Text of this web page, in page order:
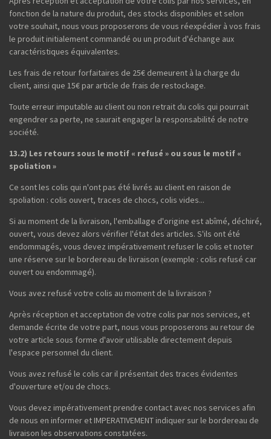
fonction de la nature du produit, des stocks disponibles et selon
votre souhait, nous vous proposerons de vous réexpédier à vos frais
le produit initialement commandé ou un produit d'échange aux
caractéristiques équivalentes.
Les frais de retour forfaitaires de 25€ demeurent à la charge du
client, ainsi que 15€ par article de frais de restockage.
Toute erreur imputable au client ou non retrait du colis qui pourrait
engendrer sa perte, ne saurait engager la responsabilité de notre
société.
13.2) Les retours sous le motif « refusé » ou sous le motif «
spoliation »
Ce sont les colis qui n'ont pas été livrés au client en raison de
spoliation : colis ouvert, traces de chocs, colis vides...
Si au moment de la livraison, l'emballage d'origine est abîmé, déchiré,
ouvert, vous devez alors vérifier l'état des articles. S'ils ont été
endommagés, vous devez impérativement refuser le colis et noter
une réserve sur le bordereau de livraison (exemple : colis refusé car
ouvert ou endommagé).
Vous avez refusé votre colis au moment de la livraison ?
Après réception et acceptation de votre colis par nos services, et
demande écrite de votre part, nous vous proposerons au retour de
votre article sous forme d'avoir utilisable directement depuis
l'espace personnel du client.
Vous avez refusé le colis car il présentait des traces évidentes
d'ouverture et/ou de chocs.
Vous devez impérativement prendre contact avec nos services afin
de nous en informer et IMPERATIVEMENT indiquer sur le bordereau de
livraison les observations constatées.